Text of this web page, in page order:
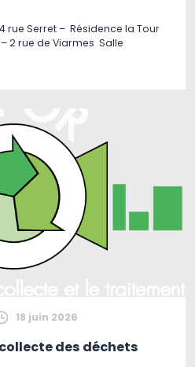
rue Serret – Résidence la Tour
2 rue de Viarmes Salle
18 juin 2026
des déchets